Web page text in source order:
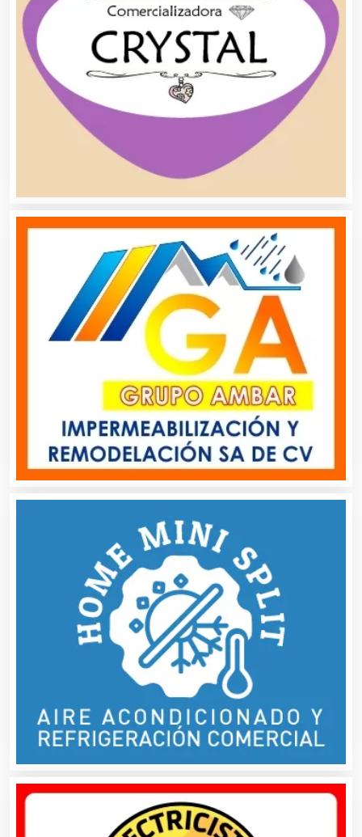
Análisis de Aguas
Animadores de Eventos
Aparatos y Equipos Eléctricos
Artes Gráficas
Artesanías
Artículos de Oficina
Artículos de Piel
Artículos Deportivos
Artículos Importados
Artículos para el Hogar
Artículos para Regalos
Artículos Personales
Artículos Publicitarios
Aseguradoras